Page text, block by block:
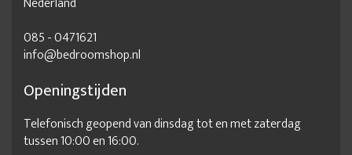
085 - 0471621
info@bedroomshop.nl
Openingstijden
Telefonisch geopend van dinsdag tot en met zaterdag
tussen 10:00 en 16:00.